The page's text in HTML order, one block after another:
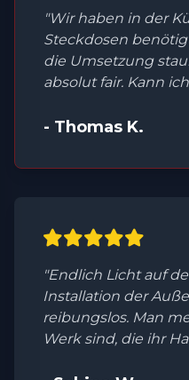
"Wir haben in der
Steckdosen
die Umsetzung
absolut fair. Kann
- Thomas K.
"Endlich Licht auf
Installation der
reibungslos. Man
Werk sind, die ihr